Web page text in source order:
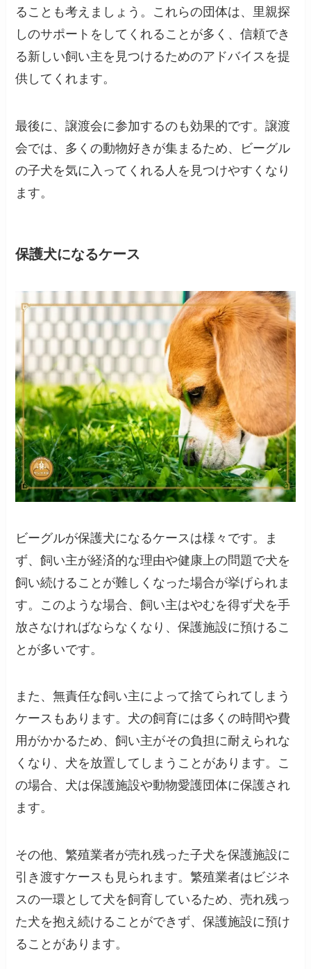
ることも考えましょう。これらの団体は、里親探
しのサポートをしてくれることが多く、信頼でき
る新しい飼い主を見つけるためのアドバイスを提
供してくれます。
最後に、譲渡会に参加するのも効果的です。譲渡
会では、多くの動物好きが集まるため、ビーグル
の子犬を気に入ってくれる人を見つけやすくなり
ます。
保護犬になるケース
ビーグルが保護犬になるケースは様々です。ま
ず、飼い主が経済的な理由や健康上の問題で犬を
飼い続けることが難しくなった場合が挙げられま
す。このような場合、飼い主はやむを得ず犬を手
放さなければならなくなり、保護施設に預けるこ
とが多いです。
また、無責任な飼い主によって捨てられてしまう
ケースもあります。犬の飼育には多くの時間や費
用がかかるため、飼い主がその負担に耐えられな
くなり、犬を放置してしまうことがあります。こ
の場合、犬は保護施設や動物愛護団体に保護され
ます。
その他、繁殖業者が売れ残った子犬を保護施設に
引き渡すケースも見られます。繁殖業者はビジネ
スの一環として犬を飼育しているため、売れ残っ
た犬を抱え続けることができず、保護施設に預け
ることがあります。